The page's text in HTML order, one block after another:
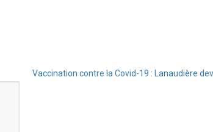
Vaccination contre la Covid-19 : Lanaudière